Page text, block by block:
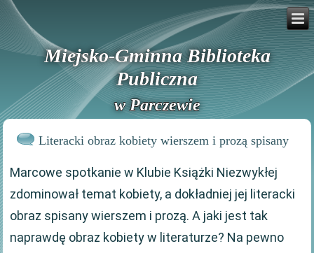
Miejsko-Gminna Biblioteka
Publiczna
w Parczewie
Literacki obraz kobiety wierszem i prozą spisany
Marcowe spotkanie w Klubie Książki Niezwykłej
zdominował temat kobiety, a dokładniej jej literacki
obraz spisany wierszem i prozą. A jaki jest tak
naprawdę obraz kobiety w literaturze? Na pewno